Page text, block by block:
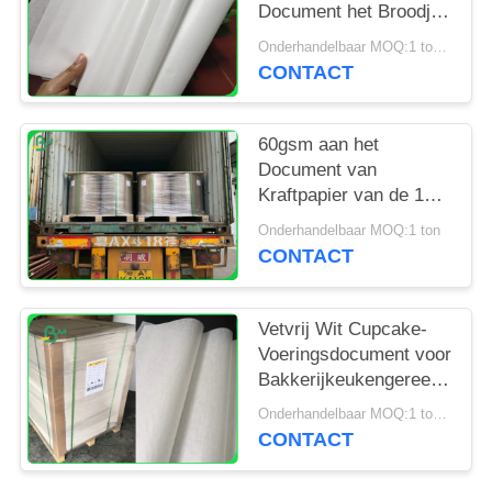
Document het Broodje
van FDA Verpakking
voor
Onderhandelbaar MOQ:1 ton voor speciale grootte
CONTACT
60gsm aan het
Document van
Kraftpapier van de 120
Gram Hard Sterkte
Niet bekleed Gebleekt
Onderhandelbaar MOQ:1 ton
CONTACT
Vetvrij Wit Cupcake-
Voeringsdocument voor
Bakkerijkeukengereedschap
31 - 38gsm
Onderhandelbaar MOQ:1 ton voor gemeenschappelijke grootte & 10 ton voor speciale grootte
CONTACT